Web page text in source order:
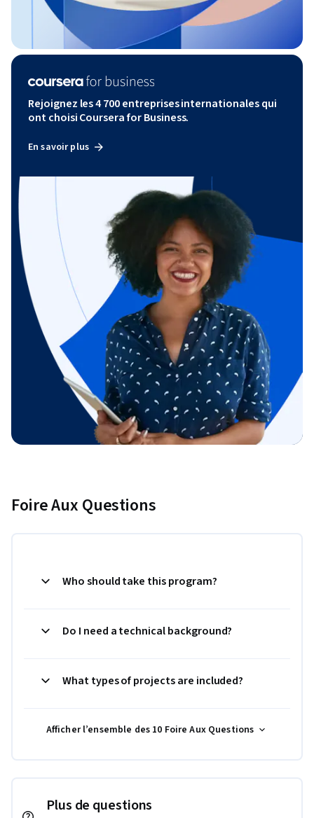
Rejoignez les 4 700 entreprises internationales qui
ont choisi Coursera for Business.
En savoir plus
Foire Aux Questions
Who should take this program?
Do I need a technical background?
What types of projects are included?
Afficher l’ensemble des 10 Foire Aux Questions
Plus de questions